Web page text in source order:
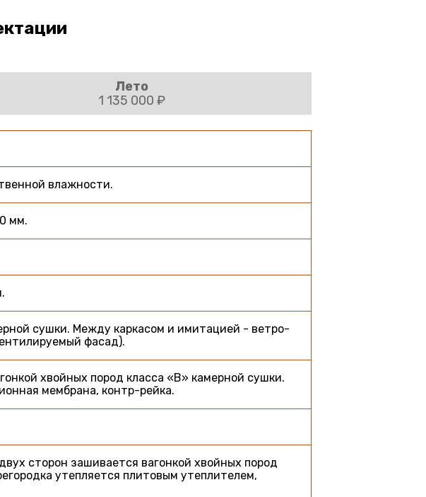
Лето
1 135 000 ₽
влажности.
мм.
сушки. Между каркасом и имитацией - ветро-
фасад).
хвойных пород класса «В» камерной сушки.
мембрана, контр-рейка.
сторон зашивается вагонкой хвойных пород
утепляется плитовым утеплителем,